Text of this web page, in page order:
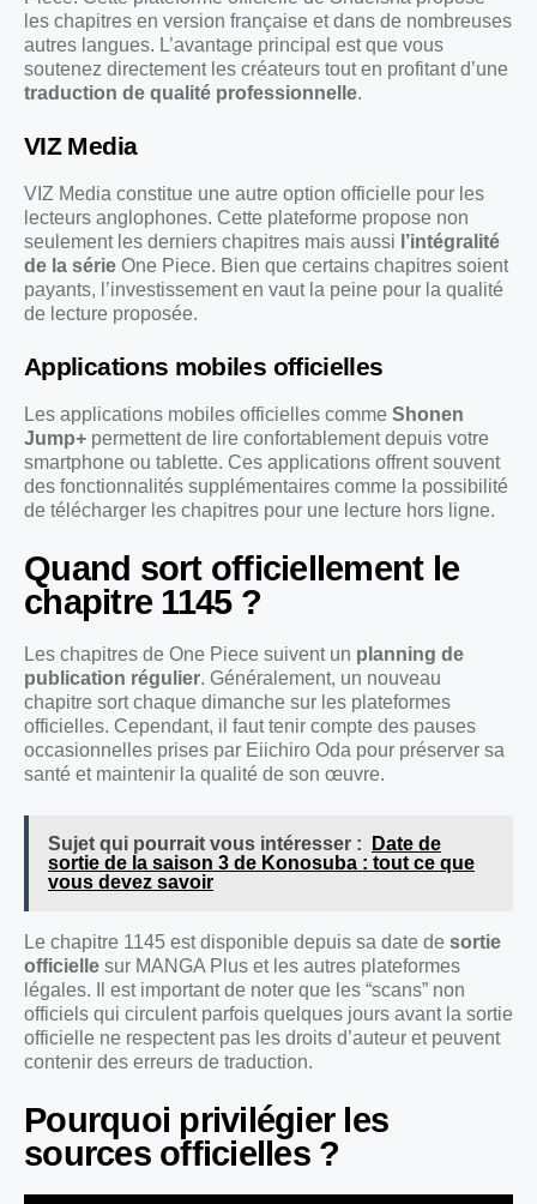
les chapitres en version française et dans de nombreuses
autres langues. L’avantage principal est que vous
soutenez directement les créateurs tout en profitant d’une
traduction de qualité professionnelle.
VIZ Media
VIZ Media constitue une autre option officielle pour les
lecteurs anglophones. Cette plateforme propose non
seulement les derniers chapitres mais aussi l’intégralité
de la série One Piece. Bien que certains chapitres soient
payants, l’investissement en vaut la peine pour la qualité
de lecture proposée.
Applications mobiles officielles
Les applications mobiles officielles comme Shonen
Jump+ permettent de lire confortablement depuis votre
smartphone ou tablette. Ces applications offrent souvent
des fonctionnalités supplémentaires comme la possibilité
de télécharger les chapitres pour une lecture hors ligne.
Quand sort officiellement le
chapitre 1145 ?
Les chapitres de One Piece suivent un planning de
publication régulier. Généralement, un nouveau
chapitre sort chaque dimanche sur les plateformes
officielles. Cependant, il faut tenir compte des pauses
occasionnelles prises par Eiichiro Oda pour préserver sa
santé et maintenir la qualité de son œuvre.
Sujet qui pourrait vous intéresser :
Date de
sortie de la saison 3 de Konosuba : tout ce que
vous devez savoir
Le chapitre 1145 est disponible depuis sa date de sortie
officielle sur MANGA Plus et les autres plateformes
légales. Il est important de noter que les “scans” non
officiels qui circulent parfois quelques jours avant la sortie
officielle ne respectent pas les droits d’auteur et peuvent
contenir des erreurs de traduction.
Pourquoi privilégier les
sources officielles ?